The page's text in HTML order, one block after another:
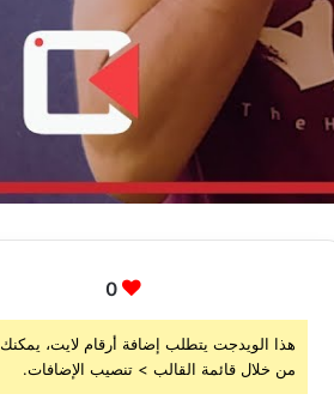
0
هذا الويدجت يتطلب إضافة أرقام لايت، يمكنك
من خلال قائمة القالب > تنصيب الإضافات.